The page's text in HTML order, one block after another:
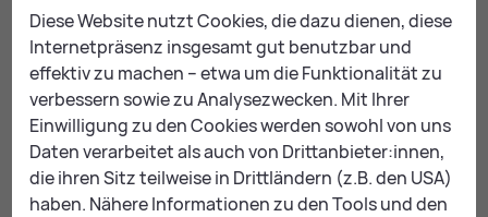
Mehr Ter­mi­ne ver­füg­bar
Do., 30. Juli 2026, 18:30 - 20:00
Do., 27. August 2026, 18:30 - 20:00
Do., 24. September 2026, 18:30 - 20:00
Do., 29. Oktober 2026, 18:30 - 20:00
Do., 26. November 2026, 18:30 - 20:00
Do., 17. Dezember 2026, 18:30 - 20:00
Diese Website nutzt Cookies, die dazu dienen, diese
Internetpräsenz insgesamt gut benutzbar und
effektiv zu machen – etwa um die Funktionalität zu
verbessern sowie zu Analysezwecken. Mit Ihrer
Einwilligung zu den Cookies werden sowohl von uns
Daten verarbeitet als auch von Drittanbieter:innen,
die ihren Sitz teilweise in Drittländern (z.B. den USA)
haben. Nähere Informationen zu den Tools und den